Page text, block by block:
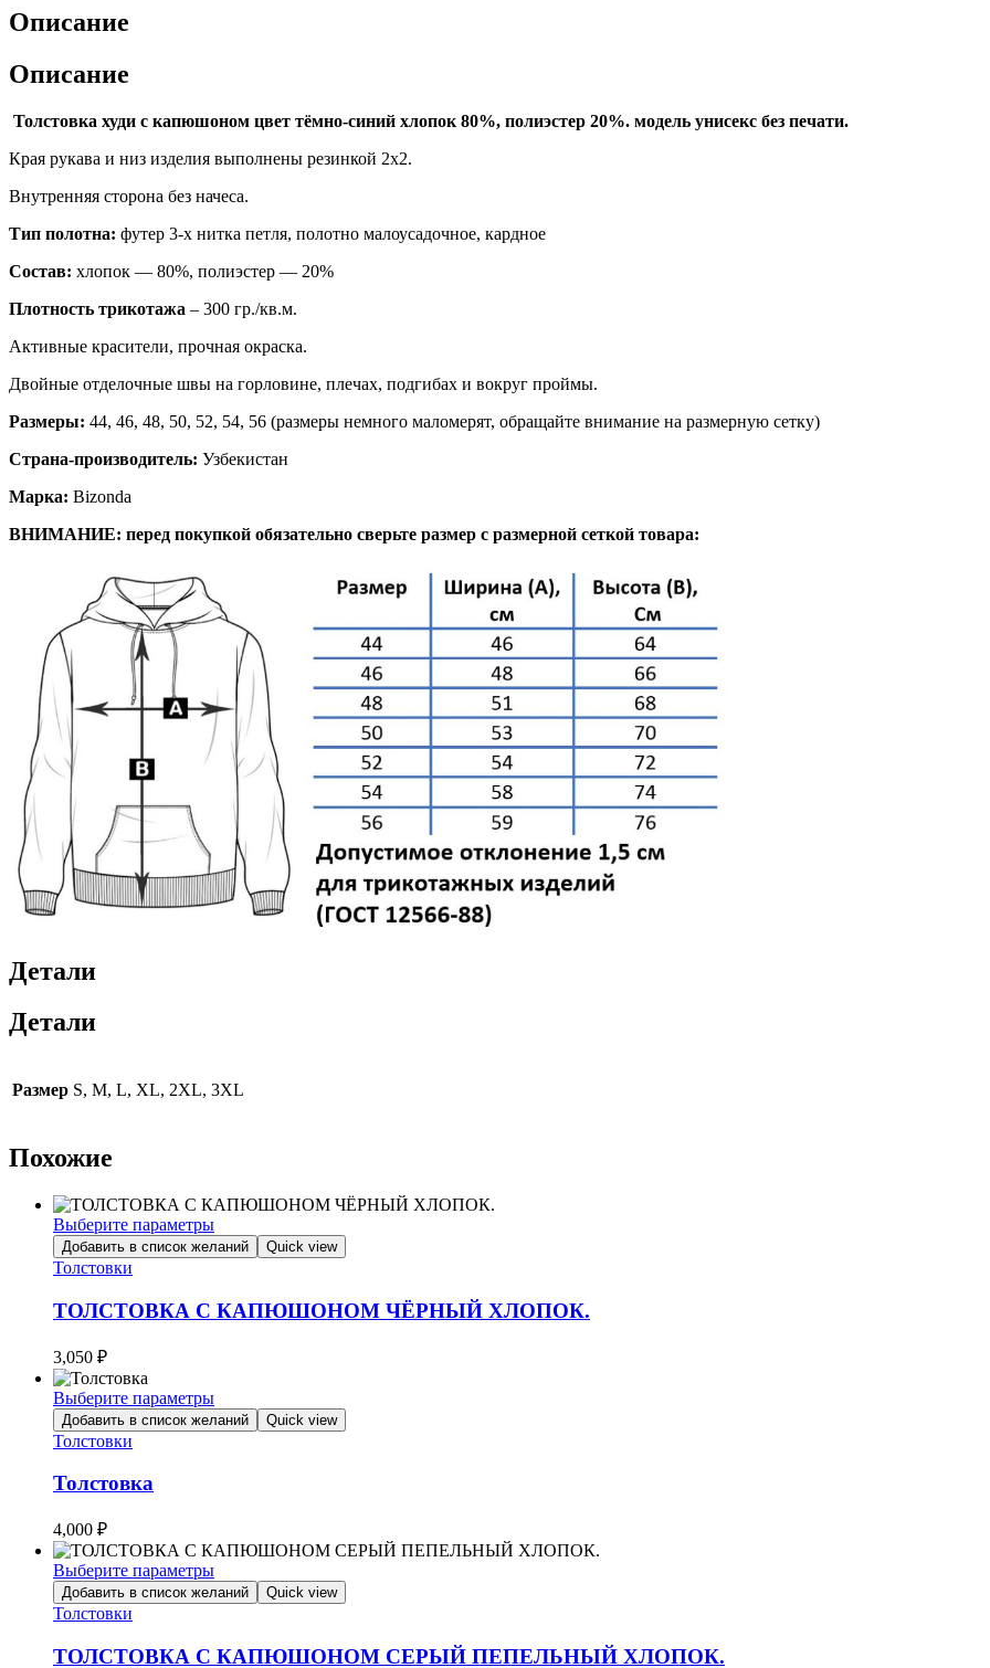
Описание
Описание
Толстовка худи с капюшоном цвет тёмно-синий хлопок 80%, полиэстер 20%. модель унисекс без печати.
Края рукава и низ изделия выполнены резинкой 2х2.
Внутренняя сторона без начеса.
Тип полотна: футер 3-х нитка петля, полотно малоусадочное, кардное
Состав: хлопок — 80%, полиэстер — 20%
Плотность трикотажа – 300 гр./кв.м.
Активные красители, прочная окраска.
Двойные отделочные швы на горловине, плечах, подгибах и вокруг проймы.
Размеры: 44, 46, 48, 50, 52, 54, 56 (размеры немного маломерят, обращайте внимание на размерную сетку)
Страна-производитель: Узбекистан
Марка: Bizonda
ВНИМАНИЕ: перед покупкой обязательно сверьте размер с размерной сеткой товара:
Детали
Детали
Размер S, M, L, XL, 2XL, 3XL
Похожие
Выберите параметры
Этот
товар
несколько
вариаций.
можно
выбрать
на
странице
товара.
Добавить в список желаний Quick view
Толстовки
ТОЛСТОВКА С КАПЮШОНОМ ЧЁРНЫЙ ХЛОПОК.
3,050 ₽
Выберите параметры
Этот
товар
несколько
вариаций.
можно
выбрать
на
странице
товара.
Добавить в список желаний Quick view
Толстовки
Толстовка
4,000 ₽
Выберите параметры
Этот
товар
несколько
Добавить в список желаний Quick view
Толстовки
ТОЛСТОВКА С КАПЮШОНОМ СЕРЫЙ ПЕПЕЛЬНЫЙ ХЛОПОК.